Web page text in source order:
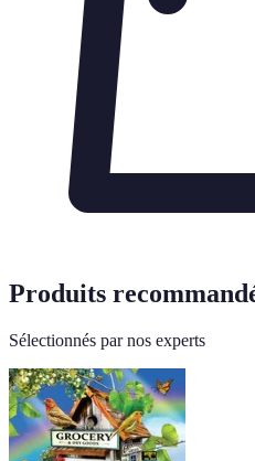
Produits
Sélectionnés par nos experts